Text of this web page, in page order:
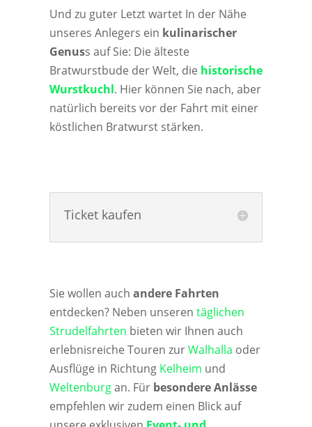
Und zu guter Letzt wartet In der Nähe
unseres Anlegers ein kulinarischer
Genuss auf Sie: Die älteste
Bratwurstbude der Welt, die historische
Wurstkuchl. Hier können Sie nach, aber
natürlich bereits vor der Fahrt mit einer
köstlichen Bratwurst stärken.
Ticket kaufen
Sie wollen auch andere Fahrten
entdecken? Neben unseren täglichen
Strudelfahrten bieten wir Ihnen auch
erlebnisreiche Touren zurWalhalla oder
Ausflüge in Richtung Kelheim und
Weltenburgan. Für besondere Anlässe
empfehlen wir zudem einen Blick auf